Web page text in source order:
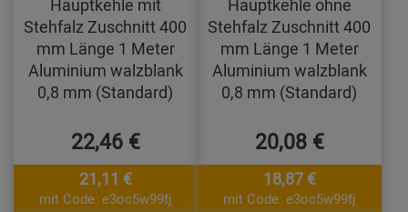
Stehfalz Zuschnitt 400
mm Länge 1 Meter
Aluminium walzblank
0,8 mm (Standard)
22,46 €
21,11 €
mit Code: e3oc5w99fj
Stehfalz Zuschnitt 400
mm Länge 1 Meter
Aluminium walzblank
0,8 mm (Standard)
20,08 €
18,87 €
mit Code: e3oc5w99fj